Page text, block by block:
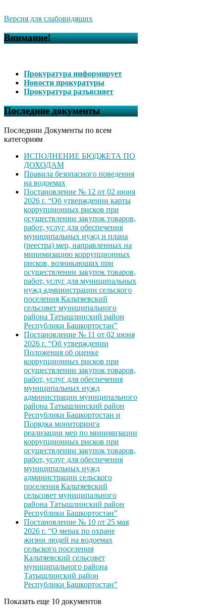
Версия для слабовидящих
Внимание!
Прокуратура информирует
Новости прокуратуры
Прокуратура разъясняет
Последние документы
Последнии Документы по всем
категориям
ИСПОЛНЕНИЕ БЮДЖЕТА ПО
ДОХОДАМ
Правила безопасного поведения
на водоемах
Постановление № 12 от 02 июня
2026 г. “Об утверждении карты
коррупционных рисков при
осуществлении закупок товаров,
работ, услуг для обеспечения
муниципальных нужд и плана
(реестра) мер, направленных на
минимизацию коррупционных
рисков, возникающих при
осуществлении закупок товаров,
работ, услуг для муниципальных
нужд администрации сельского
поселения Кальтяевский
сельсовет муниципального
района Татышлинский район
Республики Башкортостан”
Постановление № 11 от 02 июня
2026 г. “Об утверждении
Положения об оценке
коррупционных рисков при
осуществлении закупок товаров,
работ, услуг для обеспечения
муниципальных нужд
администрации муниципального
района Татышлинский район
Республики Башкортостан и
Порядка мониторинга
реализации мер по минимизации
коррупционных рисков при
осуществлении закупок товаров,
работ, услуг для обеспечения
муниципальных нужд
администрации сельского
поселения Кальтяевский
сельсовет муниципального
района Татышлинский район
Республики Башкортостан”
Постановление № 10 от 25 мая
2026 г. “О мерах по охране
жизни людей на водоемах
сельского поселения
Кальтяевский сельсовет
муниципального района
Татышлинский район
Республики Башкортостан”
Показать еще 10 документов